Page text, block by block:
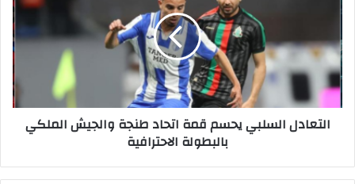
التعادل السلبي يحسم قمة اتحاد طنجة والجيش الملكي
بالبطولة الاحترافية